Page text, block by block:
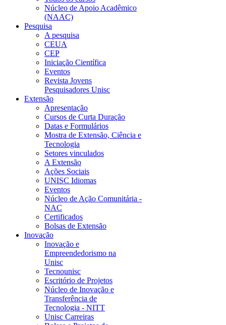
Núcleo de Apoio Acadêmico
(NAAC)
Pesquisa
A pesquisa
CEUA
CEP
Iniciação Científica
Eventos
Revista Jovens
Pesquisadores Unisc
Extensão
Apresentação
Cursos de Curta Duração
Datas e Formulários
Mostra de Extensão, Ciência e
Tecnologia
Setores vinculados
A Extensão
Ações Sociais
UNISC Idiomas
Eventos
Núcleo de Ação Comunitária -
NAC
Certificados
Bolsas de Extensão
Inovação
Inovação e
Empreendedorismo na
Unisc
Tecnounisc
Escritório de Projetos
Núcleo de Inovação e
Transferência de
Tecnologia - NITT
Unisc Carreiras